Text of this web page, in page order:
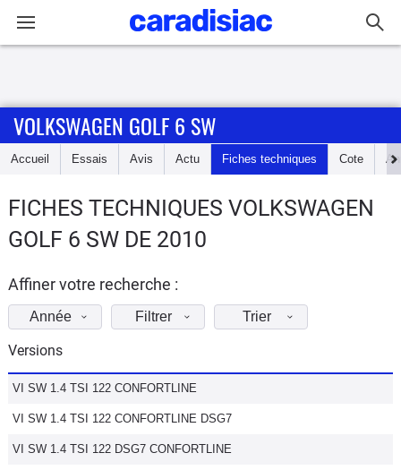
Accueil
Essais
d'achat
Electriques
Utilitaires
Flottes
Auto
VOLKSWAGEN GOLF 6 SW
Accueil Essais Avis Actu Fiches techniques Cote
FICHES TECHNIQUES VOLKSWAGEN
GOLF 6 SW DE 2010
Affiner votre recherche :
Année Filtrer Trier
Versions
VI SW 1.4 TSI 122 CONFORTLINE
VI SW 1.4 TSI 122 CONFORTLINE DSG7
VI SW 1.4 TSI 122 DSG7 CONFORTLINE